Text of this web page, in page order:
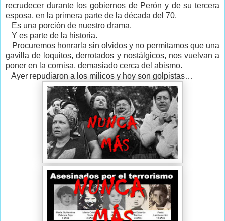
recrudecer durante los gobiernos de Perón y de su tercera
esposa, en la primera parte de la década del 70.
Es una porción de nuestro drama.
Y es parte de la historia.
Procuremos honrarla sin olvidos y no permitamos que una
gavilla de loquitos, derrotados y nostálgicos, nos vuelvan a
poner en la cornisa, demasiado cerca del abismo.
Ayer repudiaron a los milicos y hoy son golpistas…